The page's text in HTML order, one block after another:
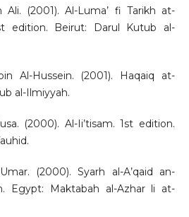
Ali. (2001). Al-Luma’ fi Tarikh at-
edition. Beirut: Darul Kutub al-
Al-Hussein. (2001). Haqaiq at-
al-Ilmiyyah.
(2000). Al-Ii’tisam. 1st edition.
(2000). Syarh al-A’qaid an-
Egypt: Maktabah al-Azhar li at-